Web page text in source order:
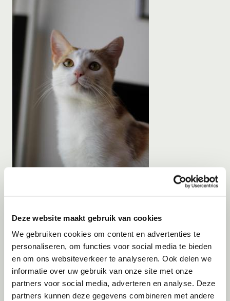
Deze website maakt gebruik van cookies
We gebruiken cookies om content en advertenties te
personaliseren, om functies voor social media te bieden
en om ons websiteverkeer te analyseren. Ook delen we
informatie over uw gebruik van onze site met onze
partners voor social media, adverteren en analyse. Deze
partners kunnen deze gegevens combineren met andere